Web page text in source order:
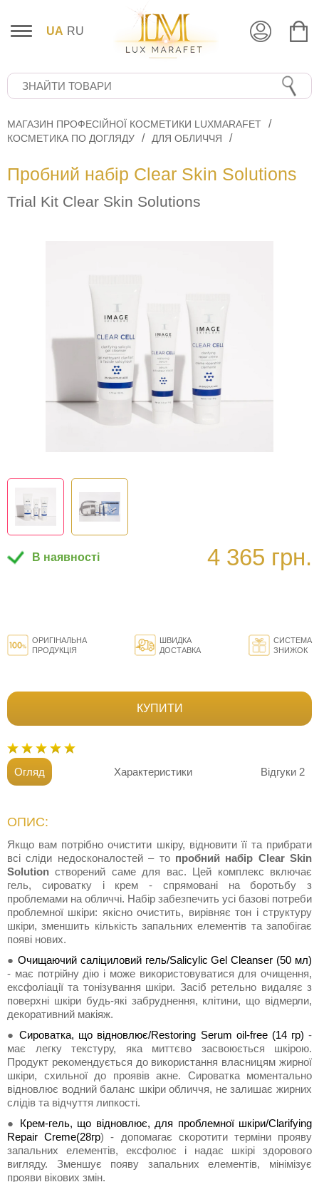
UA RU
МАГАЗИН ПРОФЕСІЙНОЇ КОСМЕТИКИ LUXMARAFET
КОСМЕТИКА ПО ДОГЛЯДУ
ДЛЯ ОБЛИЧЧЯ
Пробний набір Clear Skin Solutions
Trial Kit Clear Skin Solutions
В наявності 4 365 грн.
ОРИГІНАЛЬНА
ПРОДУКЦІЯ
ШВИДКА
ДОСТАВКА
СИСТЕМА
ЗНИЖОК
КУПИТИ
Огляд Характеристики Відгуки 2
ОПИС:
Якщо вам потрібно очистити шкіру, відновити її та прибрати
всі сліди недосконалостей – то пробний набір Clear Skin
Solution створений саме для вас. Цей комплекс включає
гель, сироватку і крем - спрямовані на боротьбу з
проблемами на обличчі. Набір забезпечить усі базові потреби
проблемної шкіри: якісно очистить, вирівняє тон і структуру
шкіри, зменшить кількість запальних елементів та запобігає
появі нових.
● Очищаючий саліциловий гель/Salicylic Gel Cleanser (50 мл)
- має потрійну дію і може використовуватися для очищення,
ексфоліації та тонізування шкіри. Засіб ретельно видаляє з
поверхні шкіри будь-які забруднення, клітини, що відмерли,
декоративний макіяж.
●Сироватка, що відновлює/Restoring Serum oil-free (14 гр) -
має легку текстуру, яка миттєво засвоюється шкірою.
Продукт рекомендується до використання власницям жирної
шкіри, схильної до проявів акне. Сироватка моментально
відновлює водний баланс шкіри обличчя, не залишає жирних
слідів та відчуття липкості.
● Крем-гель, що відновлює, для проблемної шкіри/Clarifying
Repair Creme(28гр) - допомагає скоротити терміни прояву
запальних елементів, ексфолює і надає шкірі здорового
вигляду. Зменшує появу запальних елементів, мінімізує
прояви вікових змін.